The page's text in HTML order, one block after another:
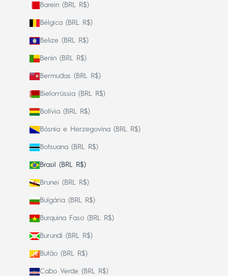
Barein (BRL R$)
Bélgica (BRL R$)
Belize (BRL R$)
Benin (BRL R$)
Bermudas (BRL R$)
Bielorrússia (BRL R$)
Bolívia (BRL R$)
Bósnia e Herzegovina (BRL R$)
Botsuana (BRL R$)
Brasil (BRL R$)
Brunei (BRL R$)
Bulgária (BRL R$)
Burquina Faso (BRL R$)
Burundi (BRL R$)
Butão (BRL R$)
Cabo Verde (BRL R$)